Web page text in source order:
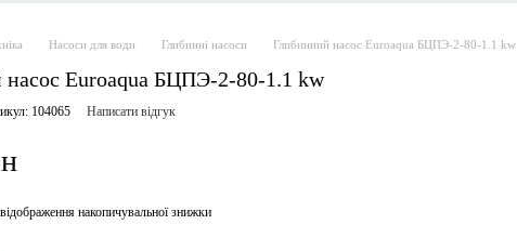
Насоси для води Глибинні насоси Глибинний насос Euroaqua БЦПЭ-2-80-1.1 kw
насос Euroaqua БЦПЭ-2-80-1.1 kw
104065 Написати відгук
накопичувальної знижки